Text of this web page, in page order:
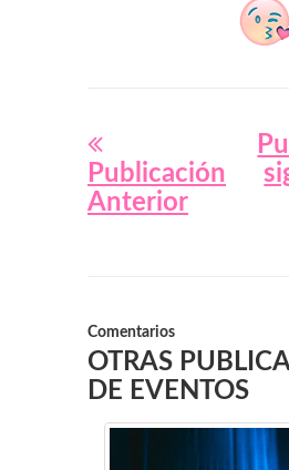
Publicación
Anterior
Comentarios
OTRAS
DE EVENTOS